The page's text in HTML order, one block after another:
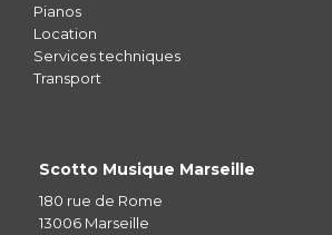
Pianos
Location
Services techniques
Transport
Scotto Musique Marseille
180 rue de Rome
13006 Marseille